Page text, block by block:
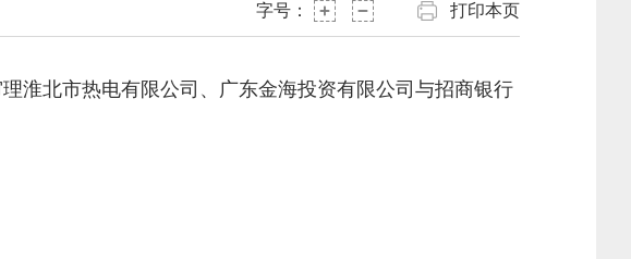
字号： 打印本页
淮北市热电有限公司、广东金海投资有限公司与招商银行